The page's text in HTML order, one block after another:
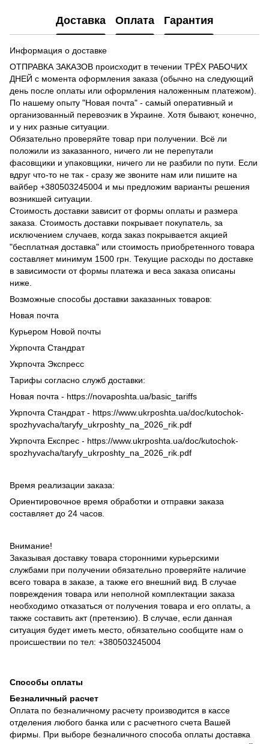
Доставка Оплата Гарантия
Информация о доставке
ОТПРАВКА ЗАКАЗОВ происходит в течении ТРЁХ РАБОЧИХ
ДНЕЙ с момента оформления заказа (обычно на следующий
день после оплаты или оформления наложенным платежом).
По нашему опыту "Новая почта" - самый оперативный и
организованный перевозчик в Украине. Хотя бывают, конечно,
и у них разные ситуации.
Обязательно проверяйте товар при получении. Всё ли
положили из заказанного, ничего ли не перепутали
фасовщики и упаковщики, ничего ли не разбили по пути. Если
вдруг что-то не так - сразу же звоните нам или пишите на
вайбер +380503245004 и мы предложим варианты решения
возникшей ситуации.
Стоимость доставки зависит от формы оплаты и размера
заказа. Стоимость доставки покрывает покупатель, за
исключением случаев, когда заказ покрывается акцией
"бесплатная доставка" или стоимость приобретенного товара
составляет минимум 1500 грн. Текущие расходы по доставке
в зависимости от формы платежа и веса заказа описаны
ниже.
Возможные способы доставки заказанных товаров:
Новая почта
Курьером Новой почты
Укрпочта Стандрат
Укрпочта Экспресс
Тарифы согласно служб доставки:
Новая почта - https://novaposhta.ua/basic_tariffs
Укрпочта Стандрат - https://www.ukrposhta.ua/doc/kutochok-
spozhyvacha/taryfy_ukrposhty_na_2026_rik.pdf
Укрпочта Експрес - https://www.ukrposhta.ua/doc/kutochok-
spozhyvacha/taryfy_ukrposhty_na_2026_rik.pdf
Время реализации заказа:
Ориентировочное время обработки и отправки заказа
составляет до 24 часов.
Внимание!
Заказывая доставку товара сторонними курьерскими
службами при получении обязательно проверяйте наличие
всего товара в заказе, а также его внешний вид. В случае
повреждения товара или неполной комплектации заказа
необходимо отказаться от получения товара и его оплаты, а
также составить акт (претензию). В случае, если данная
ситуация будет иметь место, обязательно сообщите нам о
происшествии по тел: +380503245004
Способы оплаты
Безналичный расчет
Оплата по безналичному расчету производится в кассе
отделения любого банка или с расчетного счета Вашей
фирмы. При выборе безналичного способа оплаты доставка